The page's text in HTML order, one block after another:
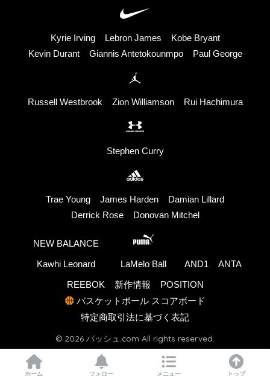
Kyrie Irving Lebron James
Kobe Bryant
Kevin Durant
Giannis Antetokounmpo Paul George
Russell Westbrook Zion Williamson Rui Hachimura
Stephen Curry
Trae Young James Harden
Damian Lillard
Derrick Rose
Donovan Mitchel
NEW BALANCE
Kawhi Leonard LaMelo Ball AND1 ANTA
REEBOK 新作情報
POSITION
バスケットボール スコアボード
特定商取引法に基づく表記
© 2026 バッシュ.com All rights reserved.
ホーム フォロー メニュー トップ